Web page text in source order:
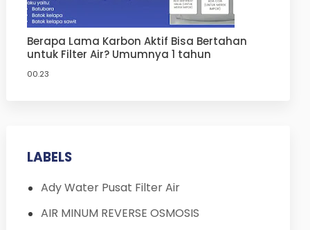
Berapa Lama Karbon Aktif Bisa Bertahan
untuk Filter Air? Umumnya 1 tahun
00.23
LABELS
Ady Water Pusat Filter Air
AIR MINUM REVERSE OSMOSIS